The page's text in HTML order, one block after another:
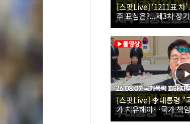
[스팟Live] ‘1211표 차
주 표심은?...제3차 정
제주 합동연설회 생중
[스팟Live] 李대통령 "
가 치유해야…국가 책
26.08.07 국가폭력 피